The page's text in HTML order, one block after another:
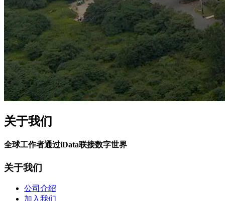
关于我们
全球工作者通过iData联接数字世界
关于我们
公司介绍
加入我们